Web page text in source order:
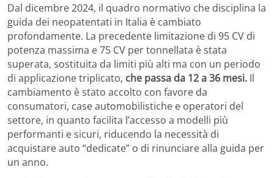
Dal dicembre 2024, il quadro normativo che disciplina la
guida dei neopatentati in Italia è cambiato
profondamente. La precedente limitazione di 95 CV di
potenza massima e 75 CV per tonnellata è stata
superata, sostituita da limiti più alti ma con un periodo
di applicazione triplicato, che passa da 12 a 36 mesi. Il
cambiamento è stato accolto con favore da
consumatori, case automobilistiche e operatori del
settore, in quanto facilita l’accesso a modelli più
performanti e sicuri, riducendo la necessità di
acquistare auto “dedicate” o di rinunciare alla guida per
un anno.